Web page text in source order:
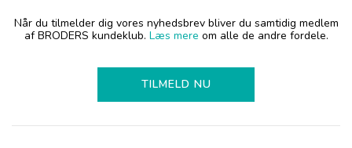
Når du tilmelder dig vores nyhedsbrev bliver du samtidig medlem
af BRODERS kundeklub. Læs mere om alle de andre fordele.
TILMELD NU